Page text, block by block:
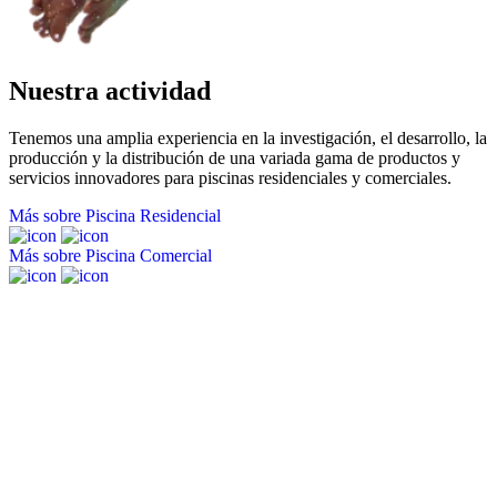
Nuestra actividad
Tenemos una amplia experiencia en la investigación, el desarrollo, la
producción y la distribución de una variada gama de productos y
servicios innovadores para piscinas residenciales y comerciales.
Más sobre Piscina Residencial
Más sobre Piscina Comercial